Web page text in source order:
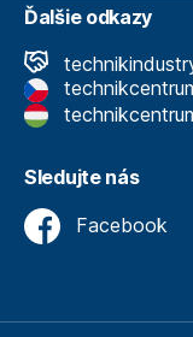
Ďalšie odkazy
Sledujte nás
Facebook